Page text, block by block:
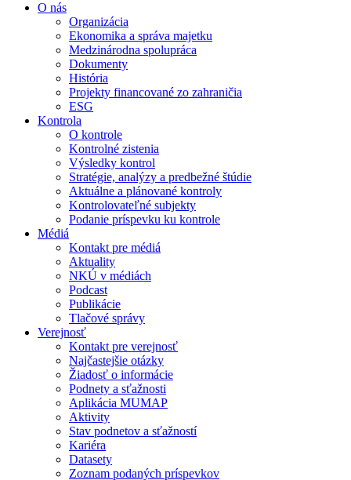
O nás
Organizácia
Ekonomika a správa majetku
Medzinárodna spolupráca
Dokumenty
História
Projekty financované zo zahraničia
ESG
Kontrola
O kontrole
Kontrolné zistenia
Výsledky kontrol
Stratégie, analýzy a predbežné štúdie
Aktuálne a plánované kontroly
Kontrolovateľné subjekty
Podanie príspevku ku kontrole
Médiá
Kontakt pre médiá
Aktuality
NKÚ v médiách
Podcast
Publikácie
Tlačové správy
Verejnosť
Kontakt pre verejnosť
Najčastejšie otázky
Žiadosť o informácie
Podnety a sťažnosti
Aplikácia MUMAP
Aktivity
Stav podnetov a sťažností
Kariéra
Datasety
Zoznam podaných príspevkov